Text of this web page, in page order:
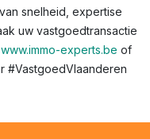
snelheid, expertise
uw vastgoedtransactie
www.immo-experts.be of
#VastgoedVlaanderen